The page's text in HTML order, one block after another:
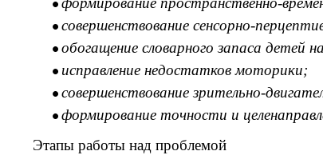
совершенствование сенсорно-
обогащение словарного запаса детей
исправление недостатков моторики;
совершенствование зрительно-
формирование точности и
Этапы работы над проблемой